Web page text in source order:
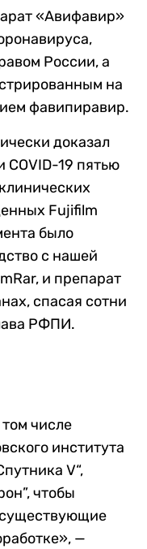
«Авифавир»
России, а
на
фавипиравир.
доказал
COVID-19 пятью
Fujifilm
было
с нашей
и препарат
спасая сотни
РФПИ.
числе
института
V“,
чтобы
—